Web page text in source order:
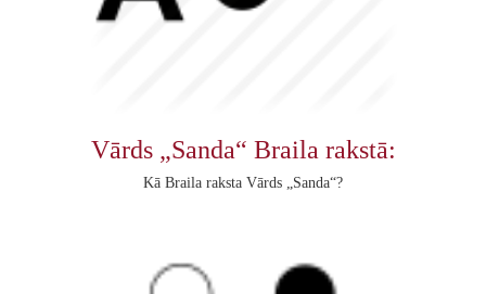
Vārds „Sanda“ Braila rakstā:
Kā Braila raksta Vārds „Sanda“?